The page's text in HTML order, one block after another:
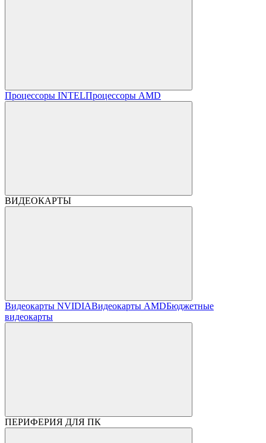
Процессоры INTELПроцессоры AMD
ВИДЕОКАРТЫ
Видеокарты NVIDIAВидеокарты AMDБюджетные
видеокарты
ПЕРИФЕРИЯ ДЛЯ ПК